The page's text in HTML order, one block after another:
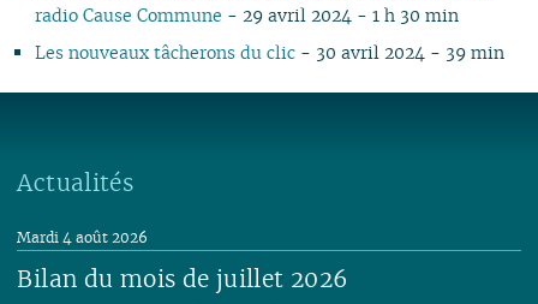
radio Cause Commune - 29 avril 2024 - 1 h 30 min
Les nouveaux tâcherons du clic- 30 avril 2024 - 39 min
Actualités
Bilan du mois de juillet 2026
Mardi 4 août 2026